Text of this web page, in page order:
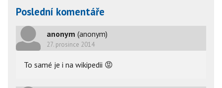
Poslední komentáře
anonym (anonym)
27. prosince 2014
To samé je i na wikipedii 😡